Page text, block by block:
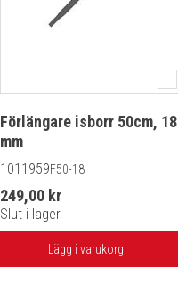
Förlängare isborr 50cm, 18
mm
1011959F50-18
249,00 kr
Slut i lager
Lägg i varukorg